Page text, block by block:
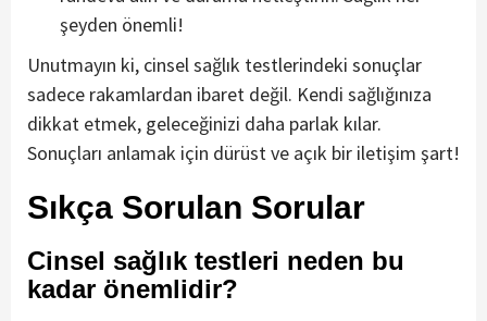
şeyden önemli!
Unutmayın ki, cinsel sağlık testlerindeki sonuçlar
sadece rakamlardan ibaret değil. Kendi sağlığınıza
dikkat etmek, geleceğinizi daha parlak kılar.
Sonuçları anlamak için dürüst ve açık bir iletişim şart!
Sıkça Sorulan Sorular
Cinsel sağlık testleri neden bu
kadar önemlidir?